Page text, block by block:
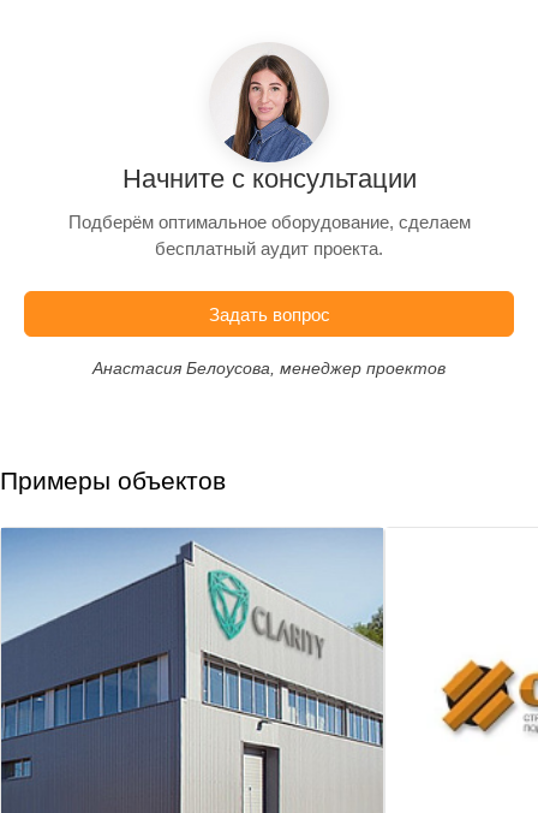
Начните с консультации
Подберём оптимальное оборудование, сделаем
бесплатный аудит проекта.
Задать вопрос
Анастасия Белоусова, менеджер проектов
Примеры объектов